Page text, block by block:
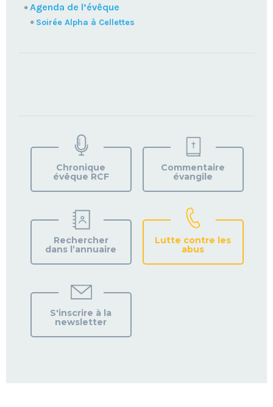
Agenda de l’évêque
Soirée Alpha à Cellettes
VOTRE
PAROISSE
Chronique
évêque RCF
Commentaire
évangile
Rechercher
dans l’annuaire
Lutte contre les
abus
S'inscrire à la
newsletter